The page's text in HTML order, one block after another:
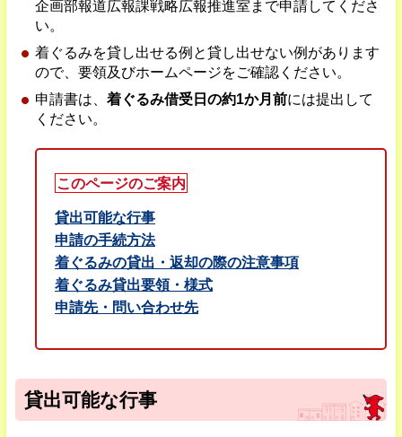
企画部報道広報課戦略広報推進室まで申請してくださ
い。
着ぐるみを貸し出せる例と貸し出せない例があります
ので、要領及びホームページをご確認ください。
申請書は、 着ぐるみ借受日の約1か月前には提出して
ください。
このページのご案内
貸出可能な行事
申請の手続方法
着ぐるみの貸出・返却の際の注意事項
着ぐるみ貸出要領・様式
申請先・問い合わせ先
貸出可能な行事